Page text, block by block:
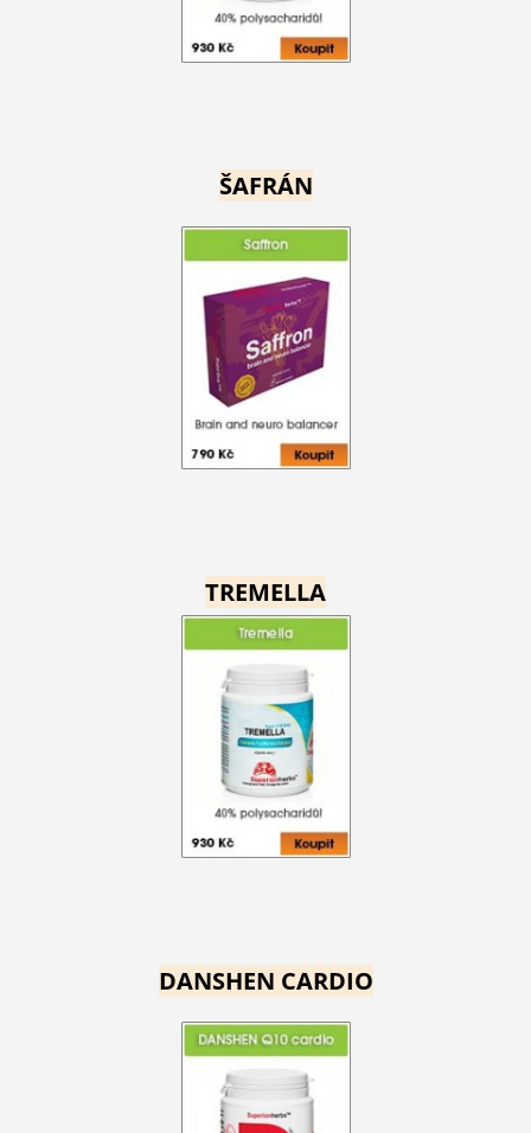
ŠAFRÁN
TREMELLA
DANSHEN CARDIO